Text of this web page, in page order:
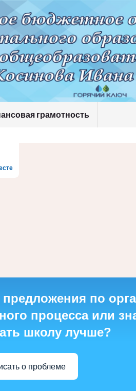
грамотность
предложения по
процесса или
школу лучше?
о проблеме